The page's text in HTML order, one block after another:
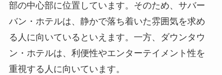
部の中心部に位置しています。そのため、サバー
バン・ホテルは、静かで落ち着いた雰囲気を求め
る人に向いているといえます。一方、ダウンタウ
ン・ホテルは、利便性やエンターテイメント性を
重視する人に向いています。